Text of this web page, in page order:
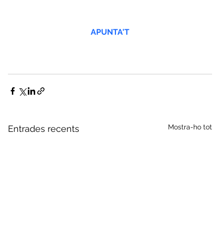
APUNTA'T
Entrades recents Mostra-ho tot